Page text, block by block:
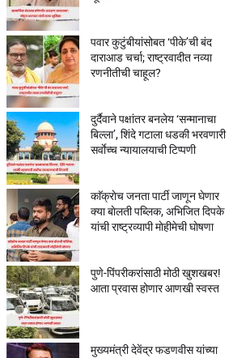
पवार कुटुंबीयांसोबत ‘पीके’ची बंद
दाराआड चर्चा; राष्ट्रवादीत नव्या
रणनीतीची चाहूल?
दुर्दैवाने पक्षांतर बनलेय ‘सन्मानाचा
बिल्ला’, शिंदे गटाला धडकी भरवणारी
सर्वाेच्च न्यायालयाची टिप्पणी
काॅक्राेच जनता पार्टी जाणून घेणार
क्या बाेलती पब्लिक, अभिजित दिपके
यांची राष्ट्रव्यापी माेहीमेची घाेषणा
पुणे-पिंपरीकरांसाठी मोठी खुशखबर!
आता प्रवास होणार आणखी स्वस्त
मुख्यमंत्री देवेंद्र फडणवीस यांच्या